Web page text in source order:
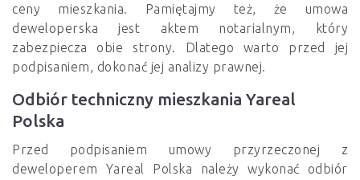
ceny mieszkania. Pamiętajmy też, że umowa
deweloperska jest aktem notarialnym, który
zabezpiecza obie strony. Dlatego warto przed jej
podpisaniem, dokonać jej analizy prawnej.
Odbiór techniczny mieszkania Yareal
Polska
Przed podpisaniem umowy przyrzeczonej z
deweloperem Yareal Polska należy wykonać odbiór